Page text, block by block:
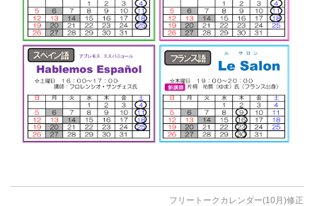
フリートークカレンダー(10月)修正